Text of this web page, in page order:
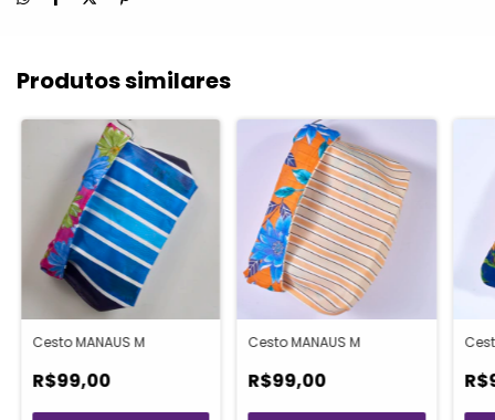
Produtos similares
Cesto MANAUS M
R$99,00
Cesto MANAUS M
R$99,00